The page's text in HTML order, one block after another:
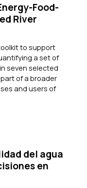
Food-
River
to support
a set of
seven selected
of a broader
and users of
del agua
en